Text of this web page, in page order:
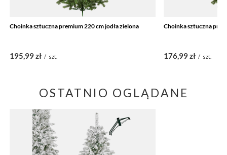
Choinka sztuczna premium 220 cm jodła zielona
195,99 zł / szt.
Choinka sztuczna
176,99 zł / szt.
OSTATNIO OGLĄDANE